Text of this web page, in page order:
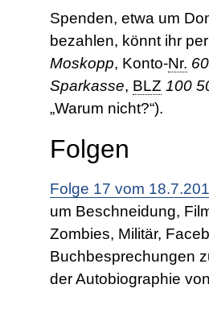
Spenden, etwa um
bezahlen, könnt ihr
Moskopp, Konto-Nr.
Sparkasse, BLZ 100
„Warum nicht?“).
Folgen
Folge 17 vom
um Beschneidung,
Zombies, Militär,
Buchbesprechungen
der Autobiographie